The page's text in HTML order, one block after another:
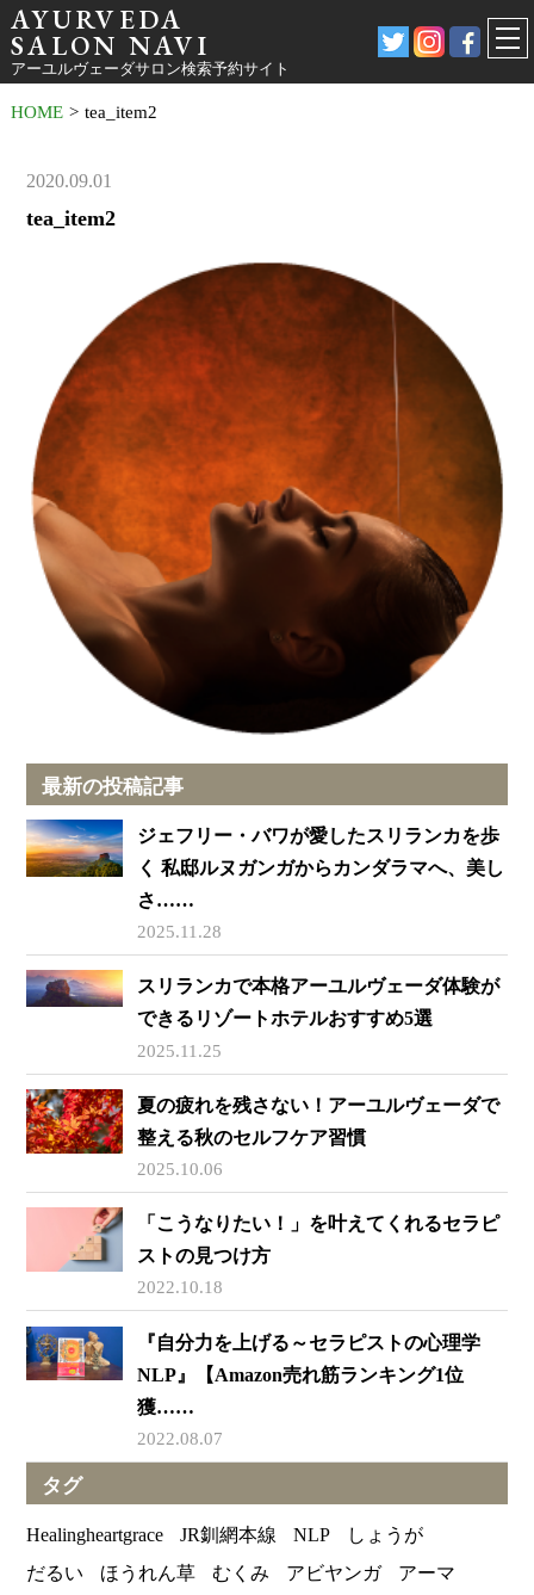
AYURVEDA
SALON NAVI
アーユルヴェーダサロン検索予約サイト
HOME > tea_item2
2020.09.01
tea_item2
最新の投稿記事
ジェフリー・バワが愛したスリランカを歩
く 私邸ルヌガンガからカンダラマへ、美し
さ……
2025.11.28
スリランカで本格アーユルヴェーダ体験が
できるリゾートホテルおすすめ5選
2025.11.25
夏の疲れを残さない！アーユルヴェーダで
整える秋のセルフケア習慣
2025.10.06
「こうなりたい！」を叶えてくれるセラピ
ストの見つけ方
2022.10.18
『自分力を上げる～セラピストの心理学
NLP』【Amazon売れ筋ランキング1位
獲……
2022.08.07
タグ
Healingheartgrace JR釧網本線 NLP
しょうが
だるい
ほうれん草 むくみ アビヤンガ
アーマ